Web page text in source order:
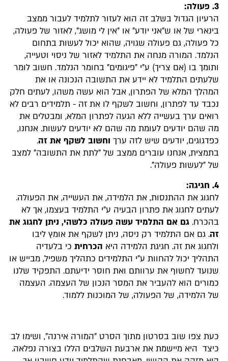
3. פעולה:
הרעיון הגדול בשלב זה הוא לעזור לתלמיד לעבור ממצב
בינארי של או ש"אני יודע" או "אין לי מושג", לאזור של פעולה,
כל פעולה, גם פעולה שגויה, שהוא יכול לעשות בתחום
הנלמד. המורה מנחה את התלמיד לאזור של ניסוי וטעייה,
ותומך בו (אם צריך) ע"י "פיגומים" בחומר הנלמד. חשוב לומר
שלעתים התלמיד לא יידע את התשובה הנכונה או את
המהלך המלא של הפתרון, אבל הוא עשה משהו, לעתים חלק
נכבד עד לפתרון, וחשוב לשקף לו את זה - תלמידים רבים לא
רואים ערך בעשייה ללא הגעה לפתרון המלא, ומבטלים את
מה שהם יודעים לעומת מה שהם לא יודעים לעשות. אנחנו,
כפדגוגים, יודעים שיש לזה ערך וחשוב לשקף את זה.
בתמצית, אנחנו עוברים ממצב של "לתת את התשובה" למצב
של "לעשות פעולה".
4. חגיגה:
לחגוג את ההתנסות, את הלמידה, את העשייה, את הפעולה.
לעתים לחגוג את פתרון הבעיה ע"י התלמיד בעצמו, אך לא
בהכרח. גם אם התלמיד עשה פעולה כלשהי, ניתן לחגוג את
זה. גם אם התלמיד רק ניסה, ניתן לשקף את אומץ ליבו
ולחגוג את זה. חגיגת הלמידה היא הכרחיתכי בלעדיה
התהליך יכול להחוות ע"י התלמידים כתהליך משפיל, מבייש או
שנועד לחשוף את ערוותם ואת חוסר ידיעתם. התפקיד שלנו
כמורים הוא להעביר את המסר הנכון של העצמה. העצמה
של הלמידה, של הפעולה, של המוכנות ללמוד.
כעת צפו שוב בסרטון מתוך הסרט "המורה אירנה", ושימו לב
כיצד היא מיישמת את ארבעת השלבים הללו בצורה נפלאה.